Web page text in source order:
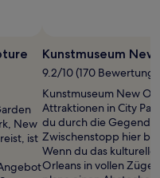
Foto
von
Ann
Sair
New
ist
Kunstmuseum
9.2/10 (170
Kunstmuseum New
Attraktionen in City
du durch die Gegend
Zwischenstopp hier
Wenn du das
Orleans in vollen